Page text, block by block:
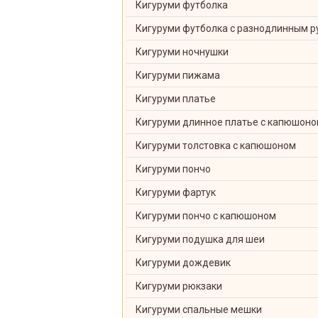
Кигуруми футболка
Кигуруми футболка с разнодлинным
Кигуруми ночнушки
Кигуруми пижама
Кигуруми платье
Кигуруми длинное платье с
Кигуруми толстовка с капюшоном
Кигуруми пончо
Кигуруми фартук
Кигуруми пончо с капюшоном
Кигуруми подушка для шеи
Кигуруми дождевик
Кигуруми рюкзаки
Кигуруми спальные мешки